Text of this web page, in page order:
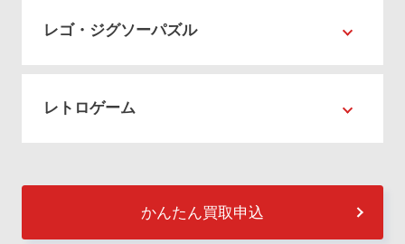
レゴ・ジグソーパズル
レトロゲーム
かんたん買取申込